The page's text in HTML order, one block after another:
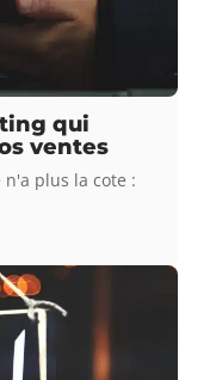
qui
ventes
plus la cote :